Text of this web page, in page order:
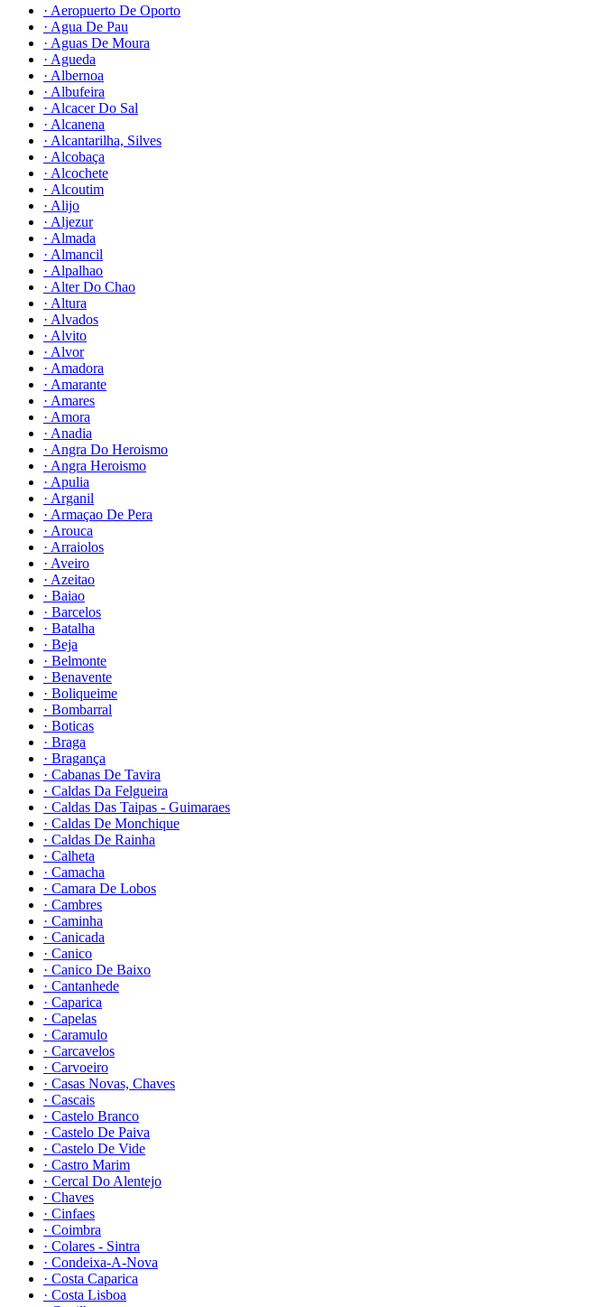
· Aeropuerto De Oporto
· Agua De Pau
· Aguas De Moura
· Agueda
· Albernoa
· Albufeira
· Alcacer Do Sal
· Alcanena
· Alcantarilha, Silves
· Alcobaça
· Alcochete
· Alcoutim
· Alijo
· Aljezur
· Almada
· Almancil
· Alpalhao
· Alter Do Chao
· Altura
· Alvados
· Alvito
· Alvor
· Amadora
· Amarante
· Amares
· Amora
· Anadia
· Angra Do Heroismo
· Angra Heroismo
· Apulia
· Arganil
· Armaçao De Pera
· Arouca
· Arraiolos
· Aveiro
· Azeitao
· Baiao
· Barcelos
· Batalha
· Beja
· Belmonte
· Benavente
· Boliqueime
· Bombarral
· Boticas
· Braga
· Bragança
· Cabanas De Tavira
· Caldas Da Felgueira
· Caldas Das Taipas - Guimaraes
· Caldas De Monchique
· Caldas De Rainha
· Calheta
· Camacha
· Camara De Lobos
· Cambres
· Caminha
· Canicada
· Canico
· Canico De Baixo
· Cantanhede
· Caparica
· Capelas
· Caramulo
· Carcavelos
· Carvoeiro
· Casas Novas, Chaves
· Cascais
· Castelo Branco
· Castelo De Paiva
· Castelo De Vide
· Castro Marim
· Cercal Do Alentejo
· Chaves
· Cinfaes
· Coimbra
· Colares - Sintra
· Condeixa-A-Nova
· Costa Caparica
· Costa Lisboa